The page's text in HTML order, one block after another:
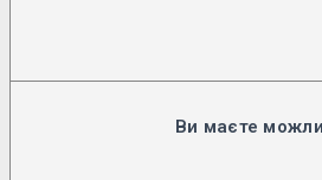
Ви маєте